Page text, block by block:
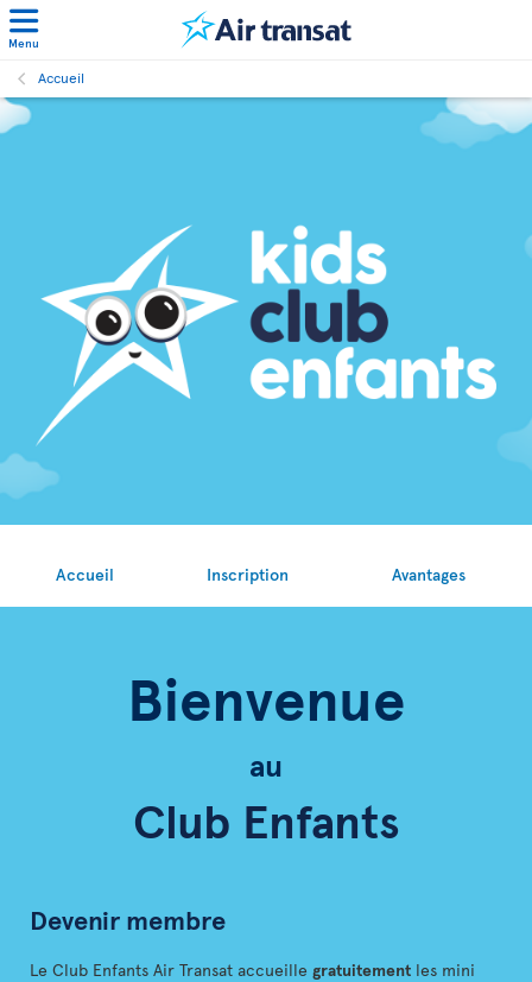
Menu
Accueil
Accueil Inscription Avantages
Bienvenue
au
Club Enfants
Devenir membre
Le Club Enfants Air Transat accueille gratuitement les mini